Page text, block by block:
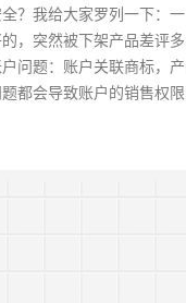
？我给大家罗列一下：
，突然被下架产品差评
问题：账户关联商标，
都会导致账户的销售权